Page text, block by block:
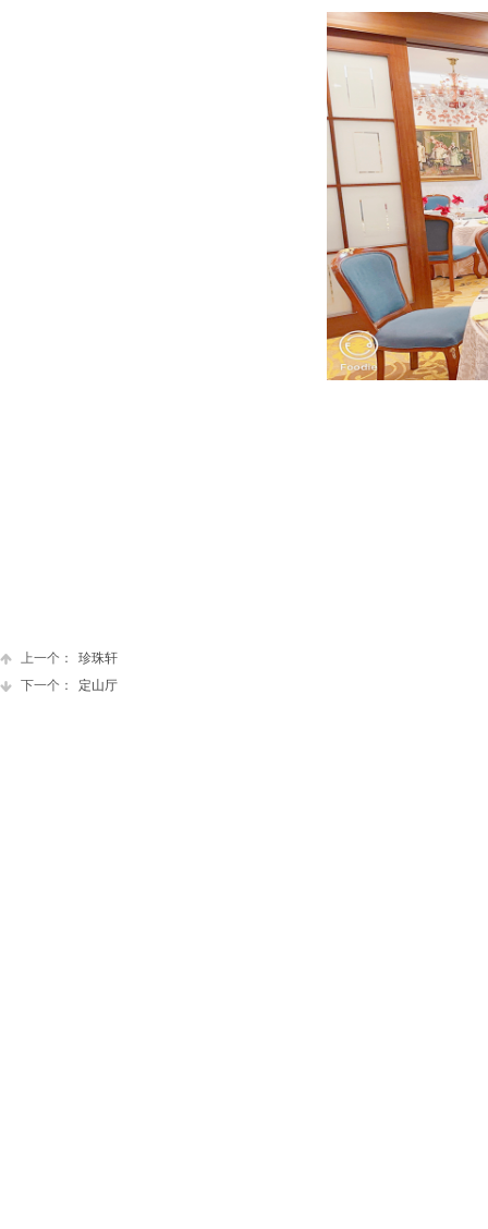
上一个：
珍珠轩
下一个：
定山厅